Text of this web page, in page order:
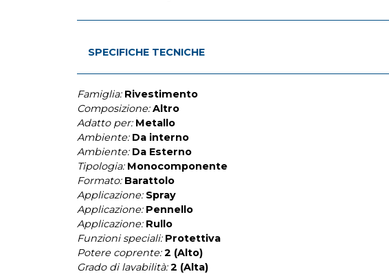
SPECIFICHE TECNICHE
Famiglia: Rivestimento
Composizione: Altro
Adatto per: Metallo
Ambiente: Da interno
Ambiente: Da Esterno
Tipologia: Monocomponente
Formato: Barattolo
Applicazione: Spray
Applicazione: Pennello
Applicazione: Rullo
Funzioni speciali: Protettiva
Potere coprente: 2 (Alto)
Grado di lavabilità: 2 (Alta)